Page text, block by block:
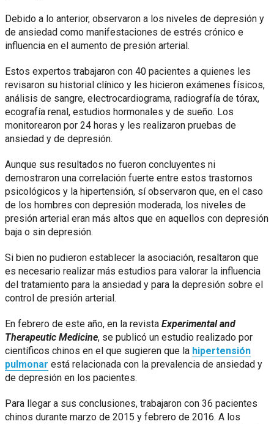
Debido a lo anterior, observaron a los niveles de depresión y
de ansiedad como manifestaciones de estrés crónico e
influencia en el aumento de presión arterial.
Estos expertos trabajaron con 40 pacientes a quienes les
revisaron su historial clínico y les hicieron exámenes físicos,
análisis de sangre, electrocardiograma, radiografía de tórax,
ecografía renal, estudios hormonales y de sueño. Los
monitorearon por 24 horas y les realizaron pruebas de
ansiedad y de depresión.
Aunque sus resultados no fueron concluyentes ni
demostraron una correlación fuerte entre estos trastornos
psicológicos y la hipertensión, sí observaron que, en el caso
de los hombres con depresión moderada, los niveles de
presión arterial eran más altos que en aquellos con depresión
baja o sin depresión.
Si bien no pudieron establecer la asociación, resaltaron que
es necesario realizar más estudios para valorar la influencia
del tratamiento para la ansiedad y para la depresión sobre el
control de presión arterial.
En febrero de este año, en la revista Experimental and
Therapeutic Medicine, se publicó un estudio realizado por
científicos chinos en el que sugieren que la hipertensión
pulmonar está relacionada con la prevalencia de ansiedad y
de depresión en los pacientes.
Para llegar a sus conclusiones, trabajaron con 36 pacientes
chinos durante marzo de 2015 y febrero de 2016. A los